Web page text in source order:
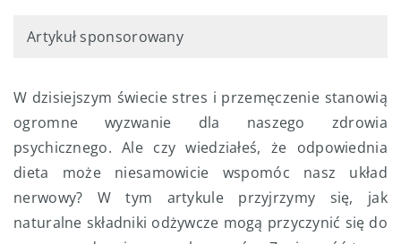
Artykuł sponsorowany
W dzisiejszym świecie stres i przemęczenie stanowią
ogromne wyzwanie dla naszego zdrowia
psychicznego. Ale czy wiedziałeś, że odpowiednia
dieta może niesamowicie wspomóc nasz układ
nerwowy? W tym artykule przyjrzymy się, jak
naturalne składniki odżywcze mogą przyczynić się do